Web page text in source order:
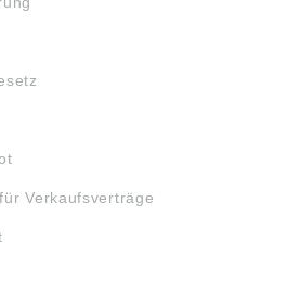
Verkaufsverträge